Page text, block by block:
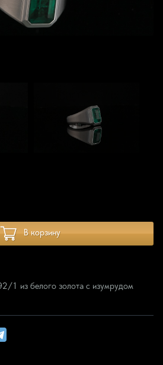
В корзину
1 из белого золота с изумрудом